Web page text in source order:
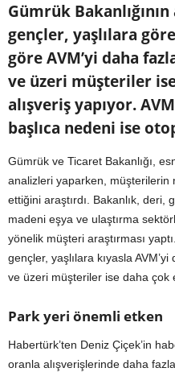
Gümrük
gençler, yaşlılara
göre AVM’yi daha
ve üzeri müşteriler
alışveriş yapıyor.
başlıca nedeni ise
Gümrük ve Ticaret Bakanlığı,
analizleri yaparken, müşterilerin
ettiğini araştırdı. Bakanlık, deri,
madeni eşya ve ulaştırma
yönelik müşteri araştırması
gençler, yaşlılara kıyasla
ve üzeri müşteriler ise daha çok
Park yeri önemli etken
Habertürk’ten Deniz Çiçek’in
oranla alışverişlerinde daha